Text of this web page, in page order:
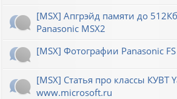
[MSX] Апгрэйд памяти до
Panasonic MSX2
[MSX] Фотографии Panasonic FS
[MSX] Статья про классы КУВТ
www.microsoft.ru